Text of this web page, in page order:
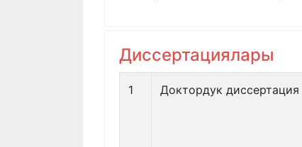
Диссертациялары
1 Доктордук диссертация